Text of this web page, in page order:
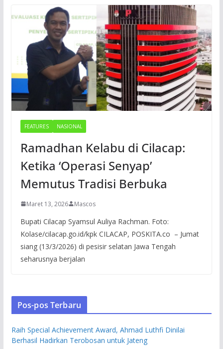
FEATURES NASIONAL
Ramadhan Kelabu di Cilacap:
Ketika ‘Operasi Senyap’
Memutus Tradisi Berbuka
Maret 13, 2026 Mascos
Bupati Cilacap Syamsul Auliya Rachman. Foto:
Kolase/cilacap.go.id/kpk CILACAP, POSKITA.co – Jumat
siang (13/3/2026) di pesisir selatan Jawa Tengah
seharusnya berjalan
Pos-pos Terbaru
Raih Special Achievement Award, Ahmad Luthfi Dinilai
Berhasil Hadirkan Terobosan untuk Jateng